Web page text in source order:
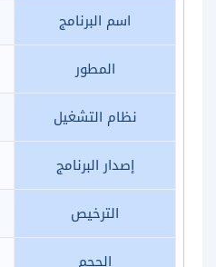
اسم البرنامج
المطور
نظام التشغيل
إصدار البرنامج
الترخيص
الحجم